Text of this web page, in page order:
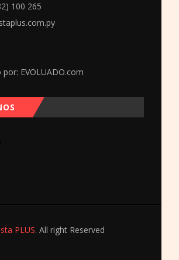
100 265
por: EVOLUADO.com
PLUS. All right Reserved